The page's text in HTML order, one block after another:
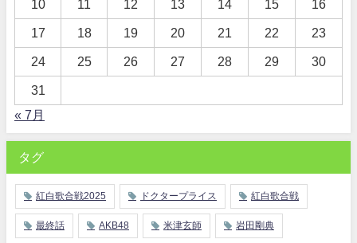
10 11 12 13 14 15 16
17 18 19 20 21 22 23
24 25 26 27 28 29 30
31
« 7月
タグ
紅白歌合戦2025 ドクタープライス 紅白歌合戦
最終話 AKB48 米津玄師 岩田剛典